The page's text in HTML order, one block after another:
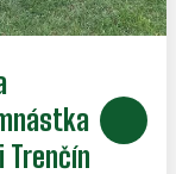
Trenčín